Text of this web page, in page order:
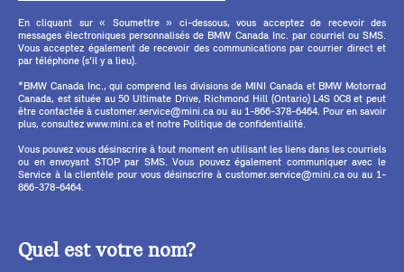
En cliquant sur « Soumettre » ci-dessous, vous acceptez de recevoir des
messages électroniques personnalisés de BMW Canada Inc. par courriel ou SMS.
Vous acceptez également de recevoir des communications par courrier direct et
par téléphone (s'il y a lieu).
*BMW Canada Inc., qui comprend les divisions de MINI Canada et BMW Motorrad
Canada, est située au 50 Ultimate Drive, Richmond Hill (Ontario) L4S 0C8 et peut
être contactée à customer.service@mini.ca ou au 1-866-378-6464. Pour en savoir
plus, consultez www.mini.ca et notre Politique de confidentialité.
Vous pouvez vous désinscrire à tout moment en utilisant les liens dans les courriels
ou en envoyant STOP par SMS. Vous pouvez également communiquer avec le
Service à la clientèle pour vous désinscrire à customer.service@mini.ca ou au 1-
866-378-6464.
Quel est votre nom?